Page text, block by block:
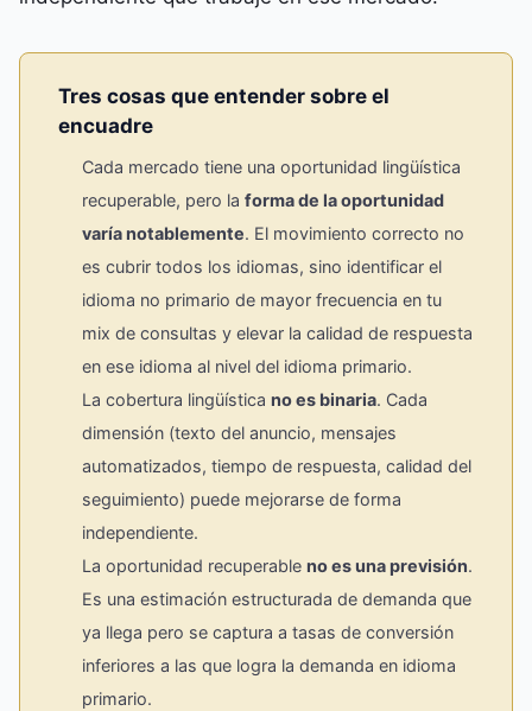
Tres cosas que entender sobre el
encuadre
Cada mercado tiene una oportunidad lingüística
recuperable, pero la forma de la oportunidad
varía notablemente. El movimiento correcto no
es cubrir todos los idiomas, sino identificar el
idioma no primario de mayor frecuencia en tu
mix de consultas y elevar la calidad de respuesta
en ese idioma al nivel del idioma primario.
La cobertura lingüística no es binaria. Cada
dimensión (texto del anuncio, mensajes
automatizados, tiempo de respuesta, calidad del
seguimiento) puede mejorarse de forma
independiente.
La oportunidad recuperable no es una previsión.
Es una estimación estructurada de demanda que
ya llega pero se captura a tasas de conversión
inferiores a las que logra la demanda en idioma
primario.